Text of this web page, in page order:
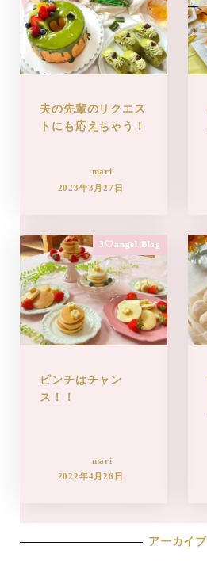
夫の先輩のリクエス
トにも応えちゃう！
mari
2023年3月27日
3♡angel Blog
ピンチはチャン
ス！！
mari
2022年4月26日
アーカイブ